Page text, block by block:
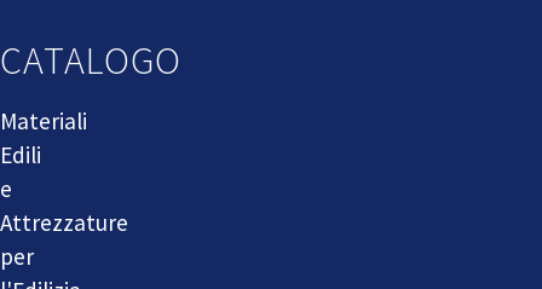
CATALOGO
Materiali
Edili
e
Attrezzature
per